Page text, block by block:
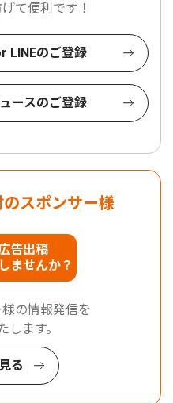
て便利です！
LINEのご登録
ースのご登録
スポンサー様
告出稿
しませんか？
の情報発信を
します。
る